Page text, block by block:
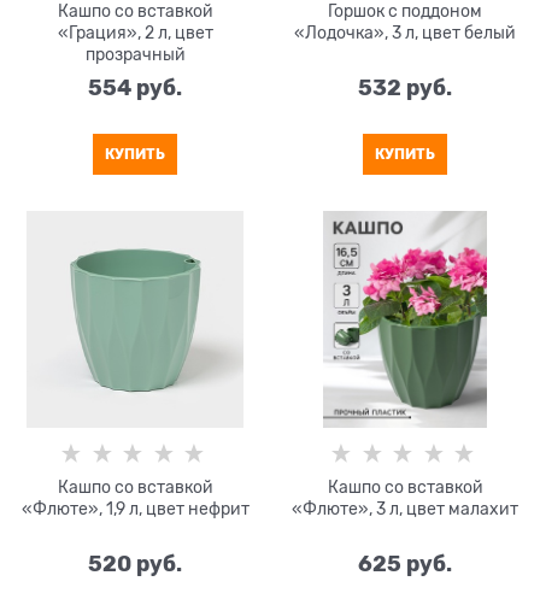
Кашпо со вставкой
«Грация», 2 л, цвет
прозрачный
554 руб.
КУПИТЬ
Горшок с поддоном
«Лодочка», 3 л, цвет белый
532 руб.
КУПИТЬ
Кашпо со вставкой
«Флюте», 1,9 л, цвет нефрит
520 руб.
Кашпо со вставкой
«Флюте», 3 л, цвет малахит
625 руб.